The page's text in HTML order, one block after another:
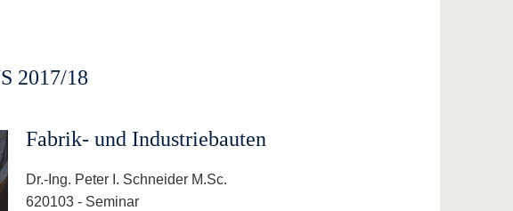
2017/18
Fabrik- und Industriebauten
Dr.-Ing. Peter I. Schneider M.Sc.
620103 - Seminar